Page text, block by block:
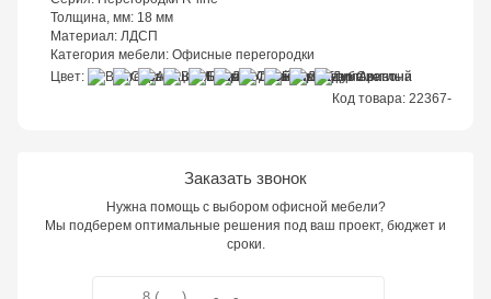
Толщина, мм: 18 мм
Материал: ЛДСП
Категория мебели: Офисные перегородки
Цвет
Код товара: 22367-
Заказать звонок
Нужна помощь с выбором офисной мебели?
Мы подберем оптимальные решения под ваш проект, бюджет и
сроки.